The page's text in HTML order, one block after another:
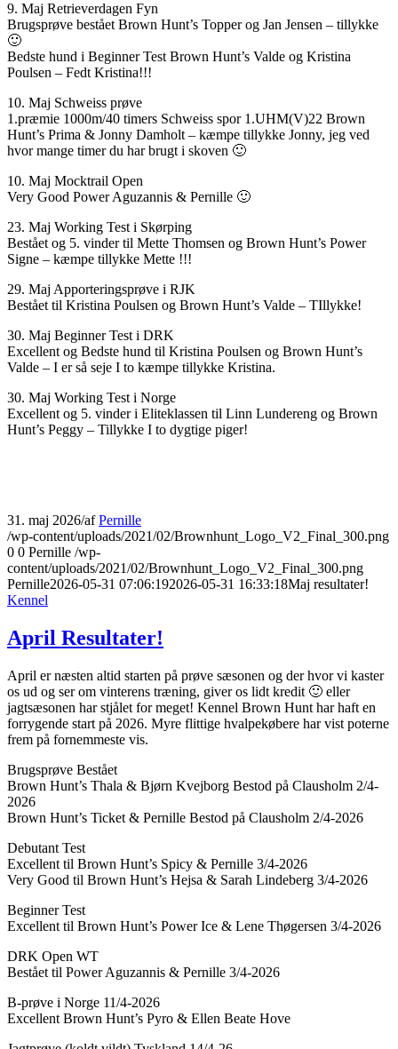
9. Maj Retrieverdagen Fyn
Brugsprøve bestået Brown Hunt’s Topper og Jan Jensen – tillykke
🙂
Bedste hund i Beginner Test Brown Hunt’s Valde og Kristina
Poulsen – Fedt Kristina!!!
10. Maj Schweiss prøve
1.præmie 1000m/40 timers Schweiss spor 1.UHM(V)22 Brown
Hunt’s Prima & Jonny Damholt – kæmpe tillykke Jonny, jeg ved
hvor mange timer du har brugt i skoven 🙂
10. Maj Mocktrail Open
Very Good Power Aguzannis & Pernille 🙂
23. Maj Working Test i Skørping
Bestået og 5. vinder til Mette Thomsen og Brown Hunt’s Power
Signe – kæmpe tillykke Mette !!!
29. Maj Apporteringsprøve i RJK
Bestået til Kristina Poulsen og Brown Hunt’s Valde – TIllykke!
30. Maj Beginner Test i DRK
Excellent og Bedste hund til Kristina Poulsen og Brown Hunt’s
Valde – I er så seje I to kæmpe tillykke Kristina.
30. Maj Working Test i Norge
Excellent og 5. vinder i Eliteklassen til Linn Lundereng og Brown
Hunt’s Peggy – Tillykke I to dygtige piger!
31. maj 2026/afPernille
/wp-content/uploads/2021/02/Brownhunt_Logo_V2_Final_300.png
0 0 Pernille /wp-
content/uploads/2021/02/Brownhunt_Logo_V2_Final_300.png
Pernille2026-05-31 07:06:192026-05-31 16:33:18Maj resultater!
Kennel
April Resultater!
April er næsten altid starten på prøve sæsonen og der hvor vi kaster
os ud og ser om vinterens træning, giver os lidt kredit 🙂 eller
jagtsæsonen har stjålet for meget! Kennel Brown Hunt har haft en
forrygende start på 2026. Myre flittige hvalpekøbere har vist poterne
frem på fornemmeste vis.
Brugsprøve Bestået
Brown Hunt’s Thala & Bjørn Kvejborg Bestod på Clausholm 2/4-
2026
Brown Hunt’s Ticket & Pernille Bestod på Clausholm 2/4-2026
Debutant Test
Excellent til Brown Hunt’s Spicy & Pernille 3/4-2026
Very Good til Brown Hunt’s Hejsa & Sarah Lindeberg 3/4-2026
Beginner Test
Excellent til Brown Hunt’s Power Ice & Lene Thøgersen 3/4-2026
DRK Open WT
Bestået til Power Aguzannis & Pernille 3/4-2026
B-prøve i Norge 11/4-2026
Excellent Brown Hunt’s Pyro & Ellen Beate Hove